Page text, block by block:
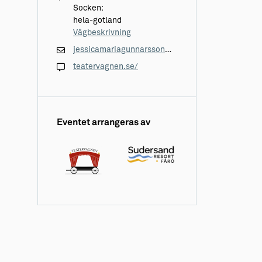
Socken:
hela-gotland
Vägbeskrivning
jessicamariagunnarsson@gmail.com
teatervagnen.se/
Eventet arrangeras av